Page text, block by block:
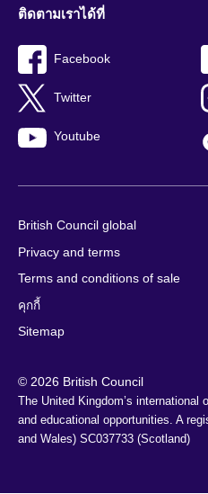
ติดตามเราได้ที่
Facebook
Twitter
Youtube
British Council global
Privacy and terms
Terms and conditions of sale
คุกกี้
Sitemap
© 2026 British Council
The United Kingdom’s international
and educational opportunities. A
and Wales) SC037733 (Scotland)